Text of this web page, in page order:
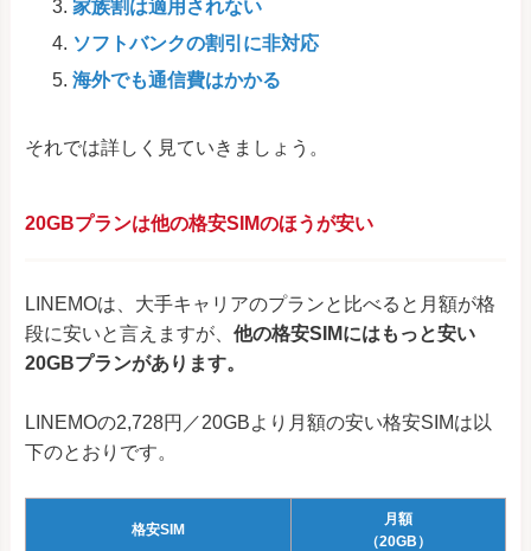
家族割は適用されない
ソフトバンクの割引に非対応
海外でも通信費はかかる
それでは詳しく見ていきましょう。
20GBプランは他の格安SIMのほうが安い
LINEMOは、大手キャリアのプランと比べると月額が格
段に安いと言えますが、 他の格安SIMにはもっと安い
20GBプランがあります。
LINEMOの2,728円／20GBより月額の安い格安SIMは以
下のとおりです。
格安SIM
月額
（20GB）